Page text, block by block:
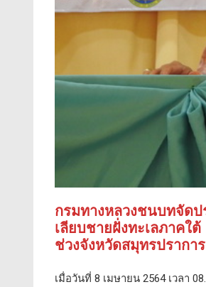
กรมทางหลวงชนบทจัดป
เลียบชายฝั่งทะเลภาคใต้
ช่วงจังหวัดสมุทรปรากา
เมื่อวันที่ 8 เมษายน 2564 เวลา